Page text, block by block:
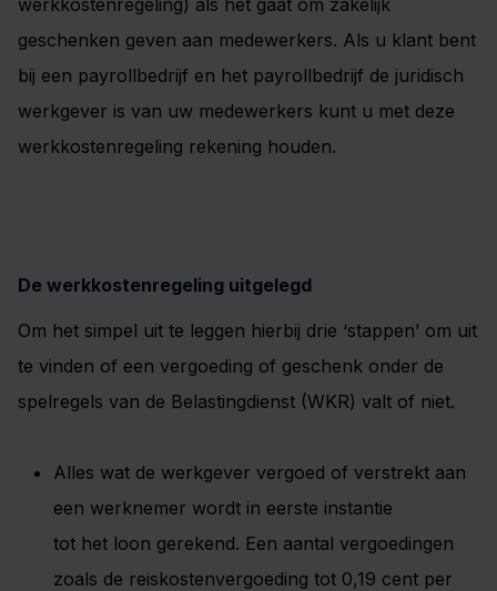
geschenken geven aan medewerkers. Als u klant bent
bij een payrollbedrijf en het payrollbedrijf de juridisch
werkgever is van uw medewerkers kunt u met deze
werkkostenregeling rekening houden.
De werkkostenregeling uitgelegd
Om het simpel uit te leggen hierbij drie ‘stappen’ om uit
te vinden of een vergoeding of geschenk onder de
spelregels van de Belastingdienst (WKR) valt of niet.
Alles wat de werkgever vergoed of verstrekt aan
een werknemer wordt in eerste instantie
tot het loon gerekend. Een aantal vergoedingen
zoals de reiskostenvergoeding tot 0,19 cent per